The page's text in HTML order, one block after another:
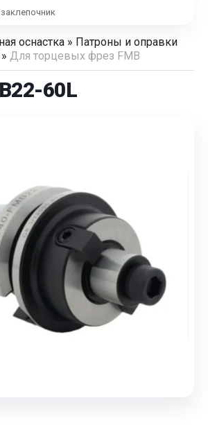
оснастка » Патроны и оправки
» Для торцевых фрез FMB
60L